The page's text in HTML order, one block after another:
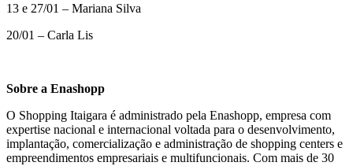
13 e 27/01 – Mariana Silva
20/01 – Carla Lis
Sobre a Enashopp
O Shopping Itaigara é administrado pela Enashopp, empresa com
expertise nacional e internacional voltada para o desenvolvimento,
implantação, comercialização e administração de shopping centers e
empreendimentos empresariais e multifuncionais. Com mais de 30